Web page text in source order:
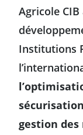
Sécurisation
internationaux
Agricole
Institutions
gestion des